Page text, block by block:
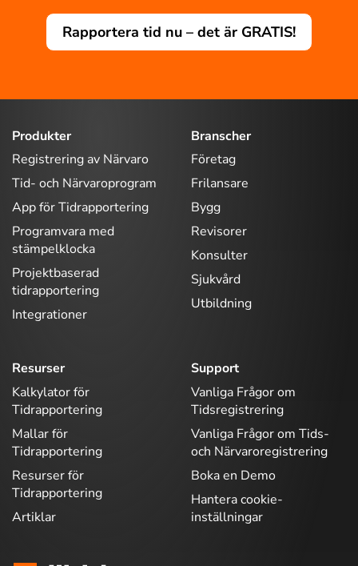
Rapportera tid nu – det är GRATIS!
Produkter
Registrering av Närvaro
Tid- och Närvaroprogram
App för Tidrapportering
Programvara med
stämpelklocka
Projektbaserad
tidrapportering
Integrationer
Branscher
Företag
Frilansare
Bygg
Revisorer
Konsulter
Sjukvård
Utbildning
Resurser
Kalkylator för
Tidrapportering
Mallar för
Tidrapportering
Resurser för
Tidrapportering
Artiklar
Support
Vanliga Frågor om
Tidsregistrering
Vanliga Frågor om Tids-
och Närvaroregistrering
Boka en Demo
Hantera cookie-
inställningar